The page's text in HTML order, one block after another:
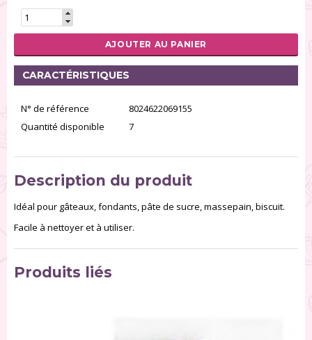
Outils pour pâte à sucre (86)
Presses à textures (26)
RÉINITIALISER LA RECHERCHE
AJOUTER AU PANIER
CARACTÉRISTIQUES
N° de référence
8024622069155
Quantité disponible
7
Description du produit
Idéal pour gâteaux, fondants, pâte de sucre, massepain, biscuit.
Facile à nettoyer et à utiliser.
Produits liés